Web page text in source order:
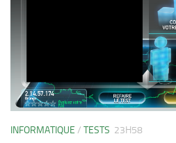
INFORMATIQUE / TESTS 23H58